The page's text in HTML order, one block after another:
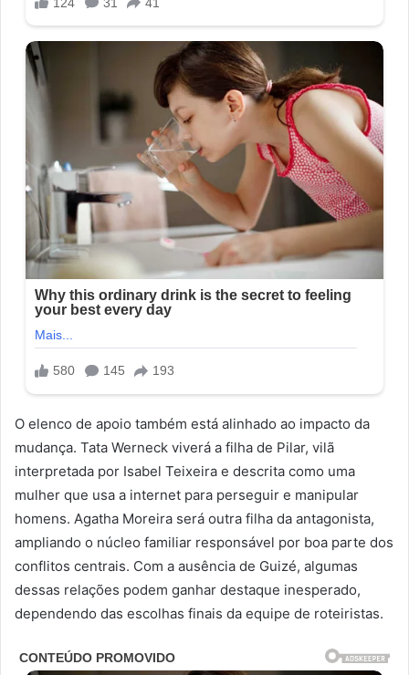
O elenco de apoio também está alinhado ao impacto da
mudança. Tata Werneck viverá a filha de Pilar, vilã
interpretada por Isabel Teixeira e descrita como uma
mulher que usa a internet para perseguir e manipular
homens. Agatha Moreira será outra filha da antagonista,
ampliando o núcleo familiar responsável por boa parte dos
conflitos centrais. Com a ausência de Guizé, algumas
dessas relações podem ganhar destaque inesperado,
dependendo das escolhas finais da equipe de roteiristas.